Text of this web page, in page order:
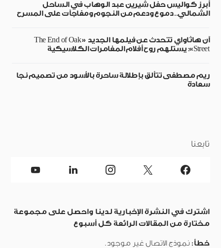
أبرز كواليس حفل شيرين عبد الوهاب في الساحل
الشمالي.. دموع ودعم من النجوم ومفاجآت على المسرح
آن هاثاواي تتحدث عن فيلمها الجديد «The End of Oak
Street»: يستلهم روح أفلام المغامرات الكلاسيكية
ريم مصطفى تتألق بإطلالة ساحرة بالأسود من تصميم نجا
سعادة
تابعنا
اشترك في النشرة الإخبارية لدينا واحصل على مجموعة
مختارة من المقالات الرائعة كل أسبوع
خطأ: نموذج الاتصال غير موجود.